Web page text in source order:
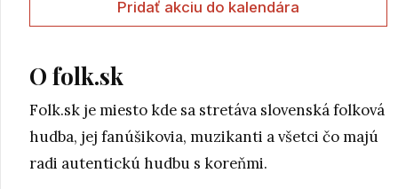
Pridať akciu do kalendára
O folk.sk
Folk.sk je miesto kde sa stretáva slovenská folková
hudba, jej fanúšikovia, muzikanti a všetci čo majú
radi autentickú hudbu s koreňmi.